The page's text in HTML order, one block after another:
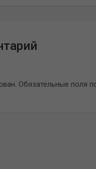
Обязательные поля